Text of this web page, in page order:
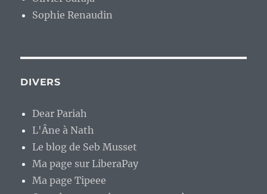
Sophie Renaudin
DIVERS
Dear Pariah
L'Âne à Nath
Le blog de Seb Musset
Ma page sur LiberaPay
Ma page Tipeee